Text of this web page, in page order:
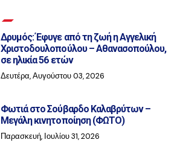
Δρυμός: Έφυγε από τη ζωή η Αγγελική
Χριστοδουλοπούλου – Αθανασοπούλου,
σε ηλικία 56 ετών
Δευτέρα, Αυγούστου 03, 2026
Φωτιά στο Σούβαρδο Καλαβρύτων –
Μεγάλη κινητοποίηση (ΦΩΤΟ)
Παρασκευή, Ιουλίου 31, 2026